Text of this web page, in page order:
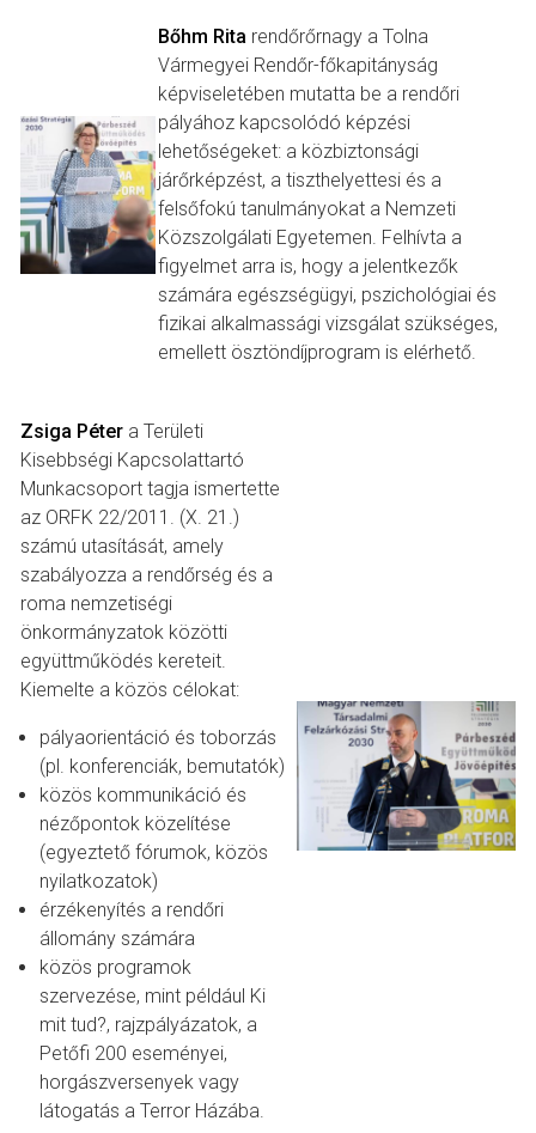
Bőhm Rita rendőrőrnagy a Tolna
Vármegyei Rendőr-főkapitányság
képviseletében mutatta be a rendőri
pályához kapcsolódó képzési
lehetőségeket: a közbiztonsági
járőrképzést, a tiszthelyettesi és a
felsőfokú tanulmányokat a Nemzeti
Közszolgálati Egyetemen. Felhívta a
figyelmet arra is, hogy a jelentkezők
számára egészségügyi, pszichológiai és
fizikai alkalmassági vizsgálat szükséges,
emellett ösztöndíjprogram is elérhető.
Zsiga Péter a Területi
Kisebbségi Kapcsolattartó
Munkacsoport tagja ismertette
az ORFK 22/2011. (X. 21.)
számú utasítását, amely
szabályozza a rendőrség és a
roma nemzetiségi
önkormányzatok közötti
együttműködés kereteit.
Kiemelte a közös célokat:
pályaorientáció és toborzás
(pl. konferenciák, bemutatók)
közös kommunikáció és
nézőpontok közelítése
(egyeztető fórumok, közös
nyilatkozatok)
érzékenyítés a rendőri
állomány számára
közös programok
szervezése, mint például Ki
mit tud?, rajzpályázatok, a
Petőfi 200 eseményei,
horgászversenyek vagy
látogatás a Terror Házába.